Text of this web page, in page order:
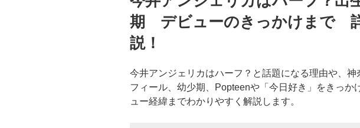
日:
期 デビューのきっかけまで
説！
今井アンジェリカはハーフ？と話題になる理由や、神
フィール、幼少期、Popteenや「今日好き」をきっか
ュー経緯までわかりやすく解説します。